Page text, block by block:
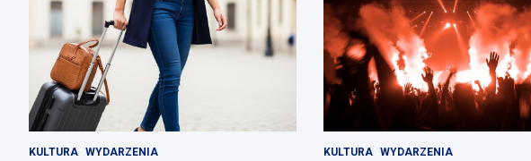
KULTURA WYDARZENIA KULTURA WYDARZENIA